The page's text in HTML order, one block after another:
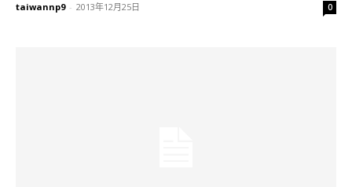
taiwannp9 - 2013年12月25日 0